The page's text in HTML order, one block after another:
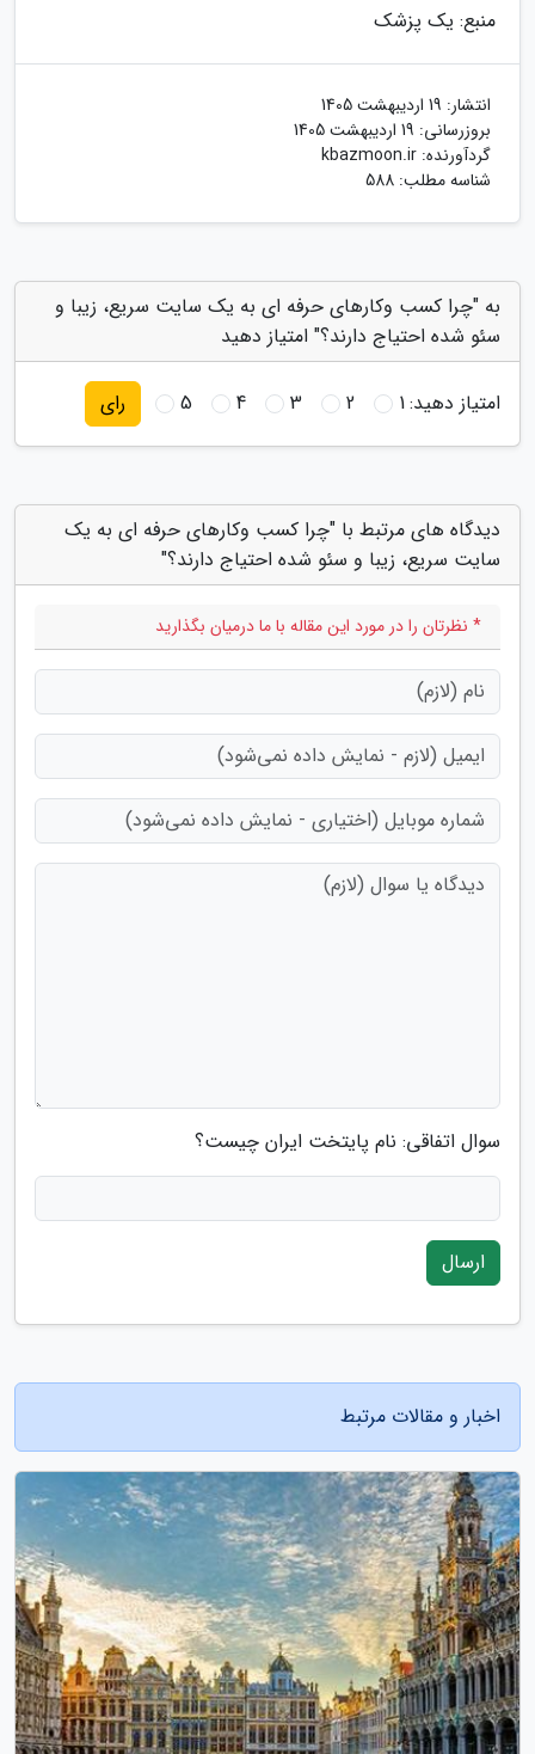
منبع: یک پزشک
انتشار: 19 اردیبهشت 1405
بروزرسانی: 19 اردیبهشت 1405
گردآورنده: kbazmoon.ir
شناسه مطلب: 588
به "چرا کسب وکارهای حرفه ای به یک سایت سریع، زیبا و
سئو شده احتیاج دارند؟" امتیاز دهید
امتیاز دهید:1
2
3
4
5 رای
دیدگاه های مرتبط با "چرا کسب وکارهای حرفه ای به یک
سایت سریع، زیبا و سئو شده احتیاج دارند؟"
* نظرتان را در مورد این مقاله با ما درمیان بگذارید
سوال اتفاقی: نام پایتخت ایران چیست؟
ارسال
اخبار و مقالات مرتبط